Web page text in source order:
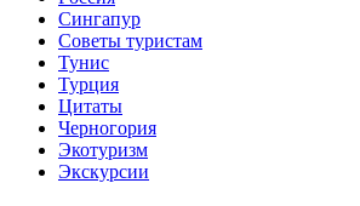
Сингапур
Советы туристам
Тунис
Турция
Цитаты
Черногория
Экотуризм
Экскурсии